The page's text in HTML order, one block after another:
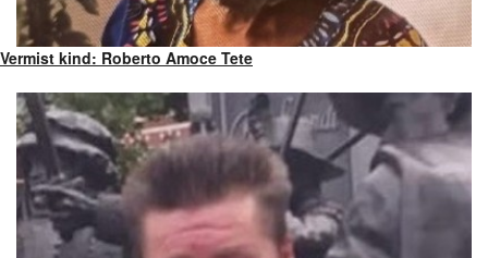
Vermist kind: Roberto Amoce Tete